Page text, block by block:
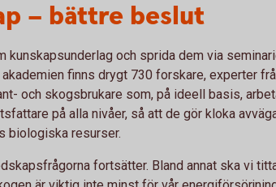
– bättre beslut
kunskapsunderlag och sprida dem via
finns drygt 730 forskare, experter
och skogsbrukare som, på ideell basis,
på alla nivåer, så att de gör kloka
biologiska resurser.
fortsätter. Bland annat ska vi